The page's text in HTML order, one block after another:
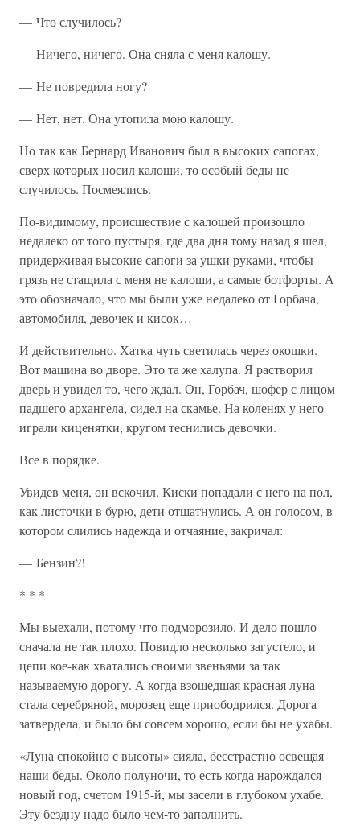
— Что случилось?
— Ничего, ничего. Она сняла с меня калошу.
— Не повредила ногу?
— Нет, нет. Она утопила мою калошу.
Но так как Бернард Иванович был в высоких сапогах,
сверх которых носил калоши, то особый беды не
случилось. Посмеялись.
По-видимому, происшествие с калошей произошло
недалеко от того пустыря, где два дня тому назад я шел,
придерживая высокие сапоги за ушки руками, чтобы
грязь не стащила с меня не калоши, а самые ботфорты. А
это обозначало, что мы были уже недалеко от Горбача,
автомобиля, девочек и кисок…
И действительно. Хатка чуть светилась через окошки.
Вот машина во дворе. Это та же халупа. Я растворил
дверь и увидел то, чего ждал. Он, Горбач, шофер с лицом
падшего архангела, сидел на скамье. На коленях у него
играли киценятки, кругом теснились девочки.
Все в порядке.
Увидев меня, он вскочил. Киски попадали с него на пол,
как листочки в бурю, дети отшатнулись. А он голосом, в
котором слились надежда и отчаяние, закричал:
— Бензин?!
* * *
Мы выехали, потому что подморозило. И дело пошло
сначала не так плохо. Повидло несколько загустело, и
цепи кое-как хватались своими звеньями за так
называемую дорогу. А когда взошедшая красная луна
стала серебряной, морозец еще приободрился. Дорога
затвердела, и было бы совсем хорошо, если бы не ухабы.
«Луна спокойно с высоты» сияла, бесстрастно освещая
наши беды. Около полуночи, то есть когда нарождался
новый год, счетом 1915-й, мы засели в глубоком ухабе.
Эту бездну надо было чем-то заполнить.